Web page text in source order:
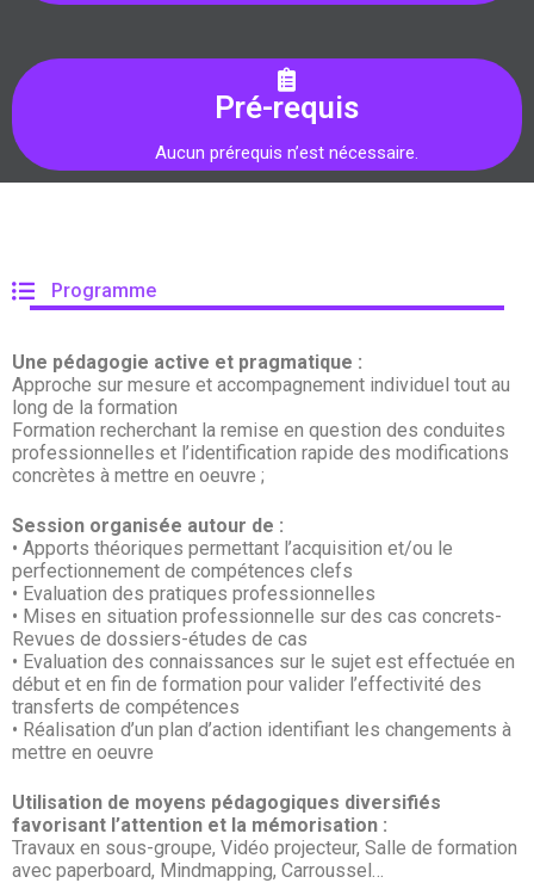
Pré-requis
Aucun prérequis n’est nécessaire.
Programme
Une pédagogie active et pragmatique :
Approche sur mesure et accompagnement individuel tout au
long de la formation
Formation recherchant la remise en question des conduites
professionnelles et l’identification rapide des modifications
concrètes à mettre en oeuvre ;
Session organisée autour de :
• Apports théoriques permettant l’acquisition et/ou le
perfectionnement de compétences clefs
• Evaluation des pratiques professionnelles
• Mises en situation professionnelle sur des cas concrets-
Revues de dossiers-études de cas
• Evaluation des connaissances sur le sujet est effectuée en
début et en fin de formation pour valider l’effectivité des
transferts de compétences
• Réalisation d’un plan d’action identifiant les changements à
mettre en oeuvre
Utilisation de moyens pédagogiques diversifiés
favorisant l’attention et la mémorisation :
Travaux en sous-groupe, Vidéo projecteur, Salle de formation
avec paperboard, Mindmapping, Carroussel…